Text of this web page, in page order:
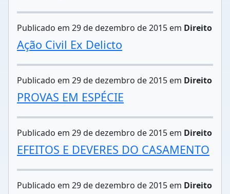
Publicado em 29 de dezembro de 2015 em Direito
Ação Civil Ex Delicto
Publicado em 29 de dezembro de 2015 em Direito
PROVAS EM ESPÉCIE
Publicado em 29 de dezembro de 2015 em Direito
EFEITOS E DEVERES DO CASAMENTO
Publicado em 29 de dezembro de 2015 em Direito